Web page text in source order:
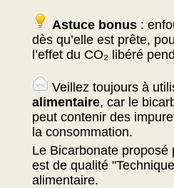
Astuce bonus:
dès qu’elle est prête,
l’effet du CO₂ libéré
Veillez toujours à
alimentaire, car le
peut contenir des
la consommation.
Le Bicarbonate proposé
est de qualité
alimentaire.